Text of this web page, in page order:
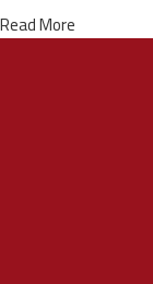
Read More